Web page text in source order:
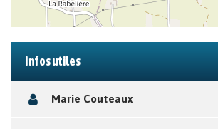
Infos utiles
Marie Couteaux